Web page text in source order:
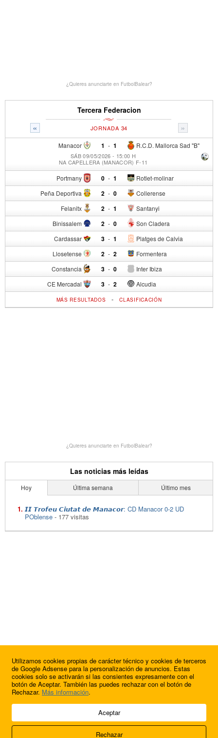
¿Quieres anunciarte en FutbolBalear?
Tercera Federacion
« »
JORNADA 34
Manacor 1 - R.C.D. Mallorca Sad "B"
1
SÁB 09/05/2026 - 15:00 H
NA CAPELLERA (MANACOR) F-11
Portmany 0 - Rotlet-molinar
1
Peña Deportiva 2 - Collerense
0
Felanitx 2 - Santanyi
1
Binissalem 2 - Son Cladera
0
Cardassar 3 - Platges de Calvia
1
Llosetense 2 - Formentera
2
Constancia 3 - Inter Ibiza
0
CE Mercadal 3 - Alcudia
2
MÁS RESULTADOS -CLASIFICACIÓN
¿Quieres anunciarte en FutbolBalear?
Las noticias más leídas
Hoy Última semana Último mes
𝙄𝙄 𝙏𝙧𝙤𝙛𝙚𝙪 𝘾𝙞𝙪𝙩𝙖𝙩 𝙙𝙚 𝙈𝙖𝙣𝙖𝙘𝙤𝙧: CD Manacor 0-2 UD
POblense - 177 visitas
© 2009 - 2026 Soluciones Corporativas IP, SL.
Acerca de nosotros
Utilizamos cookies propias de carácter técnico y cookies de terceros
de Google Adsense para la personalización de anuncios. Estas
cookies solo se activarán si las consientes expresamente con el
botón de Aceptar. También las puedes rechazar con el botón de
Rechazar. Más información.
Aceptar
Rechazar